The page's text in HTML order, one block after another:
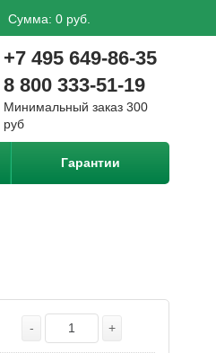
Сумма: 0 руб.
+7 495 649-86-35
8 800 333-51-19
Минимальный заказ 300
руб
Гарантии
- +